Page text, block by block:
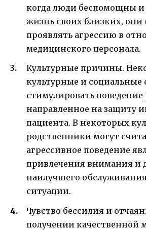
когда люди беспомощны и
жизнь своих близких, они
проявлять агрессию в
медицинского персонала.
Культурные причины.
культурные и социальные
стимулировать
направленное на защиту
пациента. В некоторых
родственники могут
агрессивное поведение
привлечения внимания и
наилучшего
ситуации.
Чувство бессилия и
получении качественной